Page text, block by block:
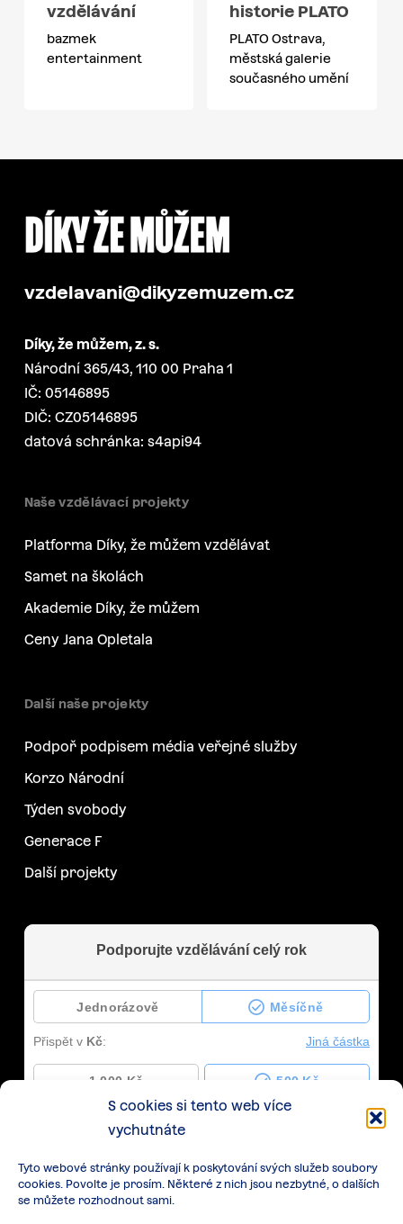
S cookies si tento web více
vychutnáte
Tyto webové stránky používají k poskytování svých služeb soubory
cookies. Povolte je prosím. Některé z nich jsou nezbytné, o dalších
se můžete rozhodnout sami.
vzdělávání
bazmek
entertainment
historie PLATO
PLATO Ostrava,
městská galerie
současného umění
vzdelavani@dikyzemuzem.cz
Díky, že můžem, z. s.
Národní 365/43, 110 00 Praha 1
IČ: 05146895
DIČ: CZ05146895
datová schránka: s4api94
Naše vzdělávací projekty
Platforma Díky, že můžem vzdělávat
Samet na školách
Akademie Díky, že můžem
Ceny Jana Opletala
Další naše projekty
Podpoř podpisem média veřejné služby
Korzo Národní
Týden svobody
Generace F
Další projekty